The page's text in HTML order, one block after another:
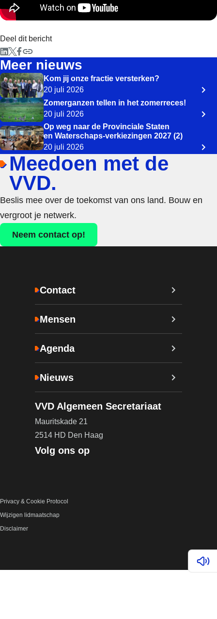
Deel dit bericht
Meer nieuws
Kom jij onze fractie versterken?
20 juli 2026
Zomerganzen tellen in het zomerreces!
20 juli 2026
Op weg naar de Provinciale Staten
en Waterschaps-verkiezingen 2027 (2)
20 juli 2026
Lees
Meedoen met de
VVD.
Beslis mee over de toekomst van ons land. Bouw en
vergroot je netwerk.
Neem contact op!
Contact
Mensen
Agenda
Nieuws
VVD Algemeen Secretariaat
Mauritskade 21
2514 HD Den Haag
Volg ons op
Privacy & Cookie Protocol
Wijzigen lidmaatschap
Disclaimer